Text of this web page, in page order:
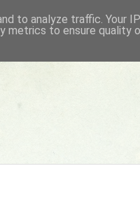
to analyze traffic. Your
metrics to ensure quality